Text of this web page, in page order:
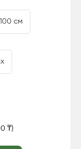
100 см
₸)